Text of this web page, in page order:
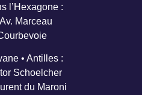
l’Hexagone :
Marceau
• Antilles :
Schoelcher
du Maroni